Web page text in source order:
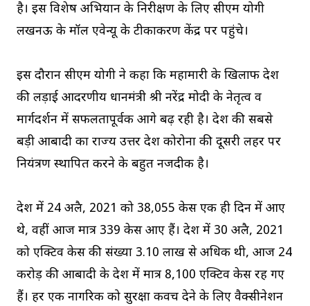
है। इस विशेष अभियान के निरीक्षण के लिए सीएम योगी
लखनऊ के मॉल एवेन्यू के टीकाकरण केंद्र पर पहुंचे।
इस दौरान सीएम योगी ने कहा कि महामारी के खिलाफ देश
की लड़ाई आदरणीय प्रधानमंत्री श्री नरेंद्र मोदी के नेतृत्व व
मार्गदर्शन में सफलतापूर्वक आगे बढ़ रही है। देश की सबसे
बड़ी आबादी का राज्य उत्तर प्रदेश कोरोना की दूसरी लहर पर
नियंत्रण स्थापित करने के बहुत नजदीक है।
प्रदेश में 24 अप्रैल, 2021 को 38,055 केस एक ही दिन में आए
थे, वहीं आज मात्र 339 केस आए हैं। प्रदेश में 30 अप्रैल, 2021
को एक्टिव केस की संख्या 3.10 लाख से अधिक थी, आज 24
करोड़ की आबादी के प्रदेश में मात्र 8,100 एक्टिव केस रह गए
हैं। हर एक नागरिक को सुरक्षा कवच देने के लिए वैक्सीनेशन